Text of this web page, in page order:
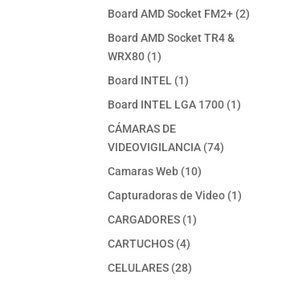
productos
Board AMD Socket FM2+ 22
Board AMD Socket TR4 &
WRX80 11
producto
Board INTEL 11
producto
Board INTEL LGA 1700 11
CÁMARAS DE
VIDEOVIGILANCIA 7474
Camaras Web 1010
productos
Capturadoras de Video 11
CARGADORES 11
CARTUCHOS 44
productos
CELULARES 2828